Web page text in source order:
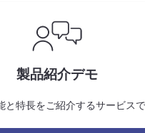
製品紹介デモ
と特長をご紹介するサービスで